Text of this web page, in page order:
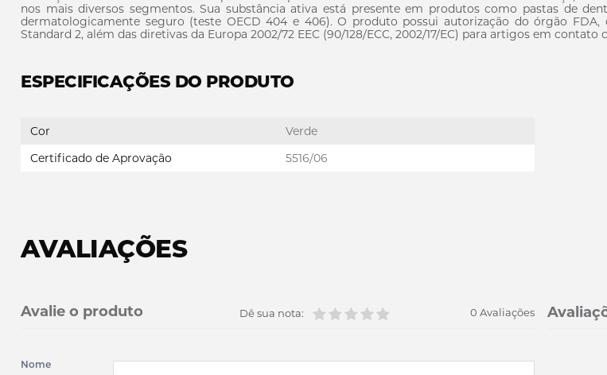
nos mais diversos segmentos. Sua substância ativa está presente em produtos como pastas de
dermatologicamente seguro (teste OECD 404 e 406). O produto possui autorização do órgão
Standard 2, além das diretivas da Europa 2002/72 EEC (90/128/ECC, 2002/17/EC) para artigos em contato
ESPECIFICAÇÕES DO PRODUTO
Cor
Verde
Certificado de Aprovação
5516/06
AVALIAÇÕES
Avalie o produto 0 Avaliações
Dê sua nota:
Nome